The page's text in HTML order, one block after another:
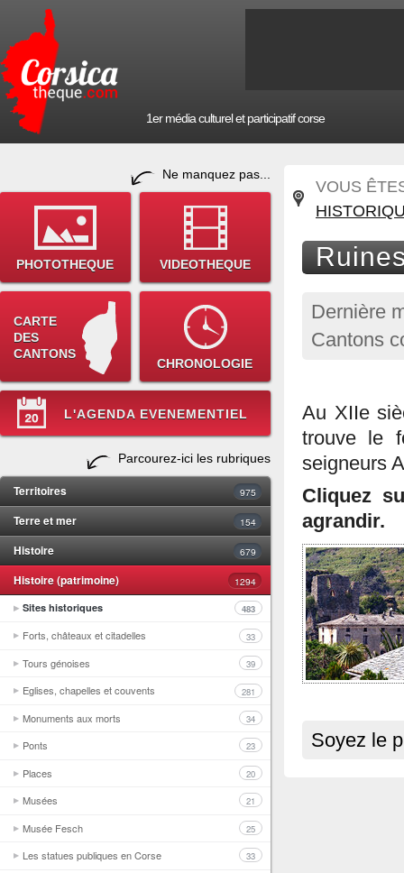
1er média culturel et participatif corse
Ne manquez pas...
PHOTOTHEQUE VIDEOTHEQUE
CARTE
DES
CANTONS
CHRONOLOGIE
L'AGENDA EVENEMENTIEL
Parcourez-ici les rubriques
Territoires 975
Terre et mer 154
Histoire 679
Histoire (patrimoine)
1294
Sites historiques
483
Forts, châteaux et citadelles 33
Tours génoises 39
Eglises, chapelles et couvents 281
Monuments aux morts 34
Ponts 23
Places 20
Musées 21
Musée Fesch 25
Les statues publiques en Corse 33
VOUS
Dernière
Cantons
Au XIIe
trouve le
seigneurs
Cliquez
agrandir.
Soyez le